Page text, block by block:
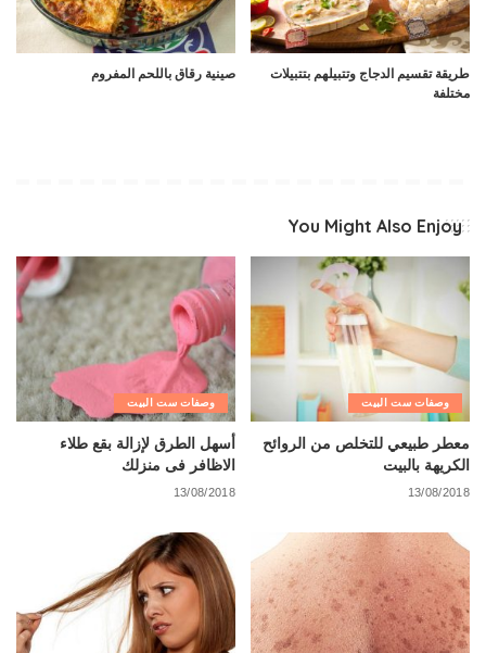
طريقة تقسيم الدجاج وتتبيلهم بتتبيلات
مختلفة
صينية رقاق باللحم المفروم
You Might Also Enjoy
وصفات ست البيت
معطر طبيعي للتخلص من الروائح
الكريهة بالبيت
13/08/2018
وصفات ست البيت
أسهل الطرق لإزالة بقع طلاء
الاظافر فى منزلك
13/08/2018